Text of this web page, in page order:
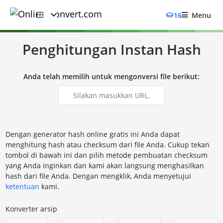
16 Menu
Penghitungan Instan Hash
Anda telah memilih untuk mengonversi file berikut:
Dengan generator hash online gratis ini Anda dapat
menghitung hash atau checksum dari file Anda. Cukup tekan
tombol di bawah ini dan pilih metode pembuatan checksum
yang Anda inginkan dan kami akan langsung menghasilkan
hash dari file Anda. Dengan mengklik, Anda menyetujui
ketentuan kami.
Konverter arsip